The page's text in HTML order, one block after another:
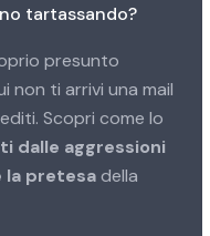
tartassando?
presunto
non ti arrivi una mail
Scopri come lo
dalle aggressioni
la pretesadella